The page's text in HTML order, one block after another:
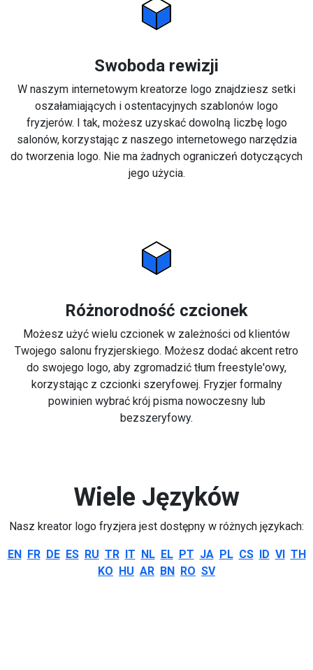
Swoboda rewizji
W naszym internetowym kreatorze logo znajdziesz setki
oszałamiających i ostentacyjnych szablonów logo
fryzjerów. I tak, możesz uzyskać dowolną liczbę logo
salonów, korzystając z naszego internetowego narzędzia
do tworzenia logo. Nie ma żadnych ograniczeń dotyczących
jego użycia.
Różnorodność czcionek
Możesz użyć wielu czcionek w zależności od klientów
Twojego salonu fryzjerskiego. Możesz dodać akcent retro
do swojego logo, aby zgromadzić tłum freestyle'owy,
korzystając z czcionki szeryfowej. Fryzjer formalny
powinien wybrać krój pisma nowoczesny lub
bezszeryfowy.
Wiele Języków
Nasz kreator logo fryzjera jest dostępny w różnych językach:
EN FR DE ES RU TR IT NL EL PT JA PL CS ID VI TH
KO HU AR BN RO SV